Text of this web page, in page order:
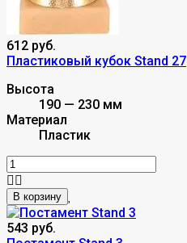
612 руб.
Пластиковый кубок Stand 27
Высота
190 — 230 мм
Материал
Пластик
В корзину
543 руб.